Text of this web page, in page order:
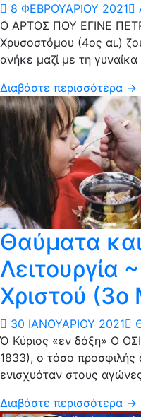
8 ΦΕΒΡΟΥΑΡΊΟΥ 2021
Ο ΑΡΤΟΣ ΠΟΥ ΕΓΙΝΕ
Χρυσοστόμου (4ος αι.)
ανήκε μαζί με τη
Διαβάστε περισσότερα →
Θαύματα
Λειτουργία
Χριστού (3ο
30 ΙΑΝΟΥΑΡΊΟΥ 2021
Ό Κύριος «εν δόξη» Ο
1833), ο τόσο προσφιλής
ενισχυόταν στους
Διαβάστε περισσότερα →